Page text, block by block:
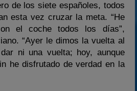
de los siete españoles, todos
esta vez cruzar la meta. “He
el coche todos los días”,
“Ayer le dimos la vuelta al
ni una vuelta; hoy, aunque
he disfrutado de verdad en la